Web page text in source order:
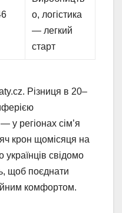
о, логістика
— легкий
старт
Різниця в 20–
у регіонах сім’я
крон щомісяця на
українців свідомо
щоб поєднати
комфортом.